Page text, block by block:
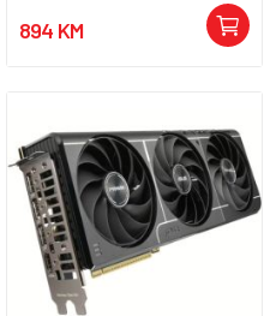
894 KM